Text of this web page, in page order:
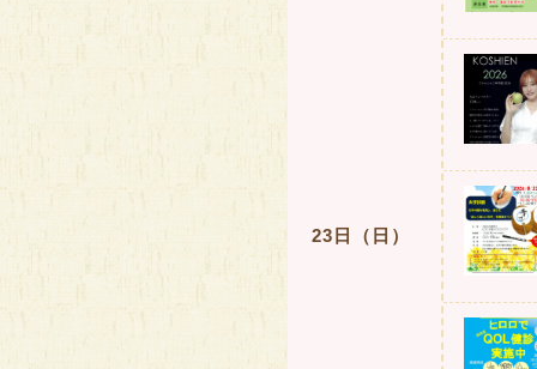
23日（日）